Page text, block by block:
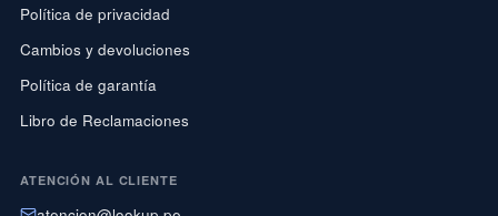
Política de privacidad
Cambios y devoluciones
Política de garantía
Libro de Reclamaciones
ATENCIÓN AL CLIENTE